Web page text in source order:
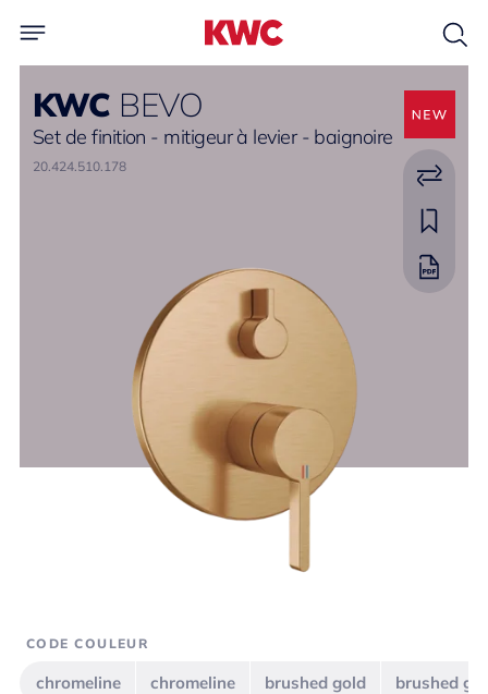
KWC BEVO
Set de finition - mitigeur à levier - baignoire
20.424.510.178
CODE COULEUR
chromeline chromeline brushed gold brushed